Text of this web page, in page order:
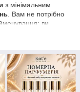
з мінімальним
. Вам не потрібно
ви
позиції, бренди та
набір:
формати 10
преміум-об'єми